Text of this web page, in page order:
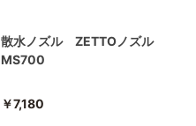
散水ノズル ZETTOノズル
MS700
￥7,180